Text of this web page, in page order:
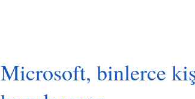
Microsoft, binlerce